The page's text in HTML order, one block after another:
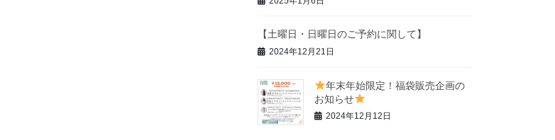
【土曜日・日曜日のご予約に関して】
2024年12月21日
年末年始限定！福袋販売企画の
お知らせ
2024年12月12日